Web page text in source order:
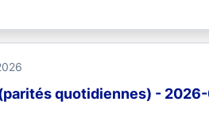
quotidiennes) -